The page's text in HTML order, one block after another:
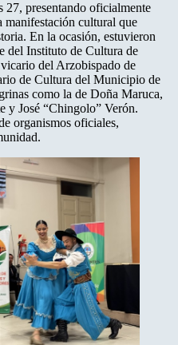
27, presentando oficialmente
manifestación cultural que
En la ocasión, estuvieron
del Instituto de Cultura de
del Arzobispado de
de Cultura del Municipio de
como la de Doña Maruca,
y José “Chingolo” Verón.
organismos oficiales,